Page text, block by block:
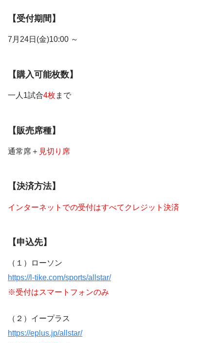
【受付期間】
7月24日(金)10:00 ～
【購入可能枚数】
一人1試合4枚 まで
【販売席種】
通常席＋ 見切り席
【決済方法】
インターネットでの受付はすべてクレジット決済
【申込先】
（１）ローソン
https://l-tike.com/sports/allstar/
※受付はスマートフォンのみ
（２）イープラス
https://eplus.jp/allstar/